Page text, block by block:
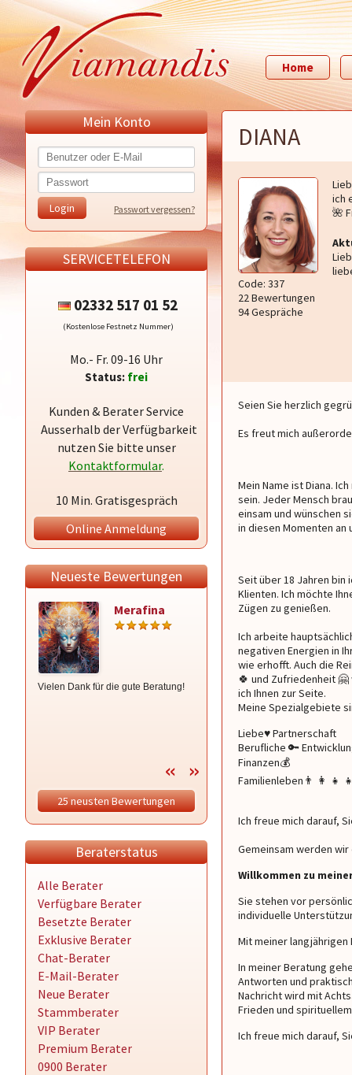
Home
Mein Konto
Passwort vergessen?
SERVICETELEFON
02332 517 01 52
(Kostenlose Festnetz Nummer)
Mo.- Fr. 09-16 Uhr
Status: frei
Kunden & Berater Service
Ausserhalb der Verfügbarkeit
nutzen Sie bitte unser
Kontaktformular.
10 Min. Gratisgespräch
Online Anmeldung
Neueste Bewertungen
Merafina
Vielen Dank für die gute Beratung!
Xenia
Liebe Xenia,Du hast es wieder
richtig gesehen,danke!!
25 neusten Bewertungen
Beraterstatus
Alle Berater
Verfügbare Berater
Besetzte Berater
Exklusive Berater
Chat-Berater
E-Mail-Berater
Neue Berater
Stammberater
VIP Berater
Premium Berater
0900 Berater
DIANA
Code: 337
22 Bewertungen
94 Gespräche
ich
🌺
Seien Sie herzlich
Es freut mich
Mein Name ist Diana.
sein. Jeder Mensch
einsam und wünschen
in diesen Momenten an
Seit über 18 Jahren
Klienten. Ich möchte
Zügen zu genießen.
Ich arbeite
negativen Energien in
wie erhofft. Auch die
🍀 und Zufriedenheit
ich Ihnen zur Seite.
Meine Spezialgebiete
Liebe♥️ ️Partnerschaft
Berufliche 🔑
Finanzen💰
Familienleben👨 ‍👩 ‍👧
Ich freue mich darauf,
Gemeinsam werden
Willkommen zu
Sie stehen vor
individuelle
Mit meiner langjährigen
In meiner Beratung
Antworten und
Nachricht wird mit
Frieden und
Ich freue mich darauf,